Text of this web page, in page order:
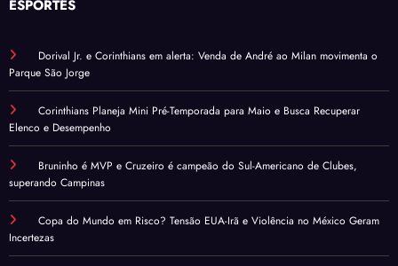
ESPORTES
Dorival Jr. e Corinthians em alerta: Venda de André ao Milan movimenta o
Parque São Jorge
Corinthians Planeja Mini Pré-Temporada para Maio e Busca Recuperar
Elenco e Desempenho
Bruninho é MVP e Cruzeiro é campeão do Sul-Americano de Clubes,
superando Campinas
Copa do Mundo em Risco? Tensão EUA-Irã e Violência no México Geram
Incertezas